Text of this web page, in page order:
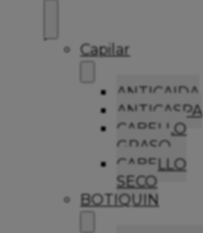
Capilar
ANTICAIDA
ANTICASPA
CABELLO
GRASO
CABELLO
SECO
BOTIQUIN